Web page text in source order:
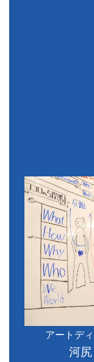
アートデ
河